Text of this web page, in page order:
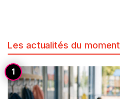
Les actualités du moment